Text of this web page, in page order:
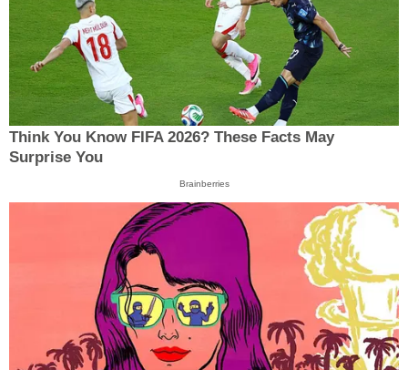
Think You Know FIFA 2026? These Facts May
Surprise You
Brainberries